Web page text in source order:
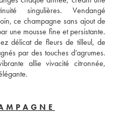
singulières. Vendangé
ce champagne sans ajout de
une mousse fine et persistante.
délicat de fleurs de tilleul, de
par des touches d’agrumes.
allie vivacité citronnée,